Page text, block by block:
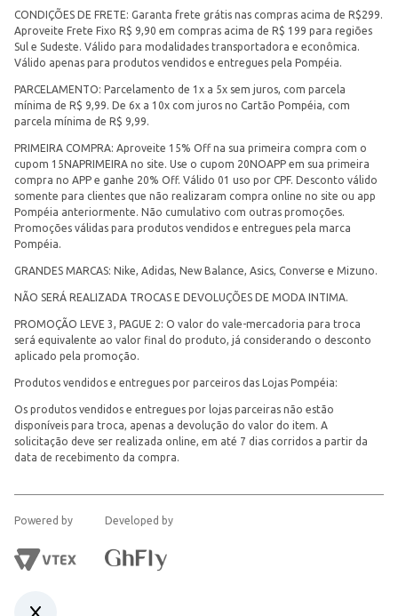
CONDIÇÕES DE FRETE: Garanta frete grátis nas compras acima de R$299.
Aproveite Frete Fixo R$ 9,90 em compras acima de R$ 199 para regiões
Sul e Sudeste. Válido para modalidades transportadora e econômica.
Válido apenas para produtos vendidos e entregues pela Pompéia.
PARCELAMENTO: Parcelamento de 1x a 5x sem juros, com parcela
mínima de R$ 9,99. De 6x a 10x com juros no Cartão Pompéia, com
parcela mínima de R$ 9,99.
PRIMEIRA COMPRA: Aproveite 15% Off na sua primeira compra com o
cupom 15NAPRIMEIRA no site. Use o cupom 20NOAPP em sua primeira
compra no APP e ganhe 20% Off. Válido 01 uso por CPF. Desconto válido
somente para clientes que não realizaram compra online no site ou app
Pompéia anteriormente. Não cumulativo com outras promoções.
Promoções válidas para produtos vendidos e entregues pela marca
Pompéia.
GRANDES MARCAS: Nike, Adidas, New Balance, Asics, Converse e Mizuno.
NÃO SERÁ REALIZADA TROCAS E DEVOLUÇÕES DE MODA INTIMA.
PROMOÇÃO LEVE 3, PAGUE 2: O valor do vale-mercadoria para troca
será equivalente ao valor final do produto, já considerando o desconto
aplicado pela promoção.
Produtos vendidos e entregues por parceiros das Lojas Pompéia:
Os produtos vendidos e entregues por lojas parceiras não estão
disponíveis para troca, apenas a devolução do valor do item. A
solicitação deve ser realizada online, em até 7 dias corridos a partir da
data de recebimento da compra.
Powered by Developed by